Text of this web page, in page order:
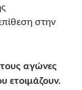
στην
αγώνες
ετοιμάζουν.